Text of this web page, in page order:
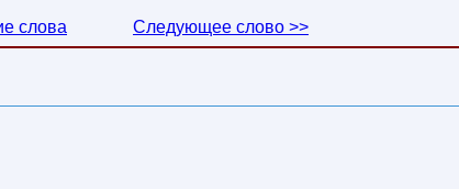
слова
Следующее слово >>